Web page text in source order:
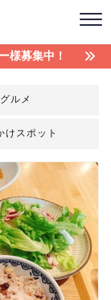
様募集中！
グルメ
けスポット